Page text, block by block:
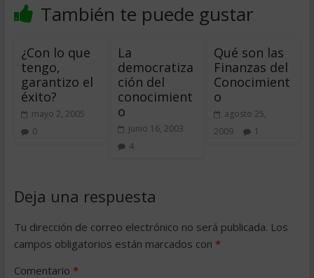
También te puede gustar
¿Con lo que
tengo,
garantizo el
éxito?
mayo 2, 2005
0
La
democratiza
ción del
conocimient
o
junio 16, 2003
4
Qué son las
Finanzas del
Conocimient
o
agosto 25,
2009
1
Deja una respuesta
Tu dirección de correo electrónico no será publicada. Los
campos obligatorios están marcados con *
Comentario *